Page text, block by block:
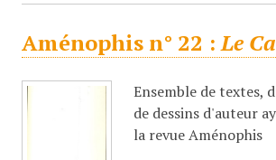
Aménophis n° 22 :Le
Ensemble de textes,
de dessins d'auteur
la revue Aménophis